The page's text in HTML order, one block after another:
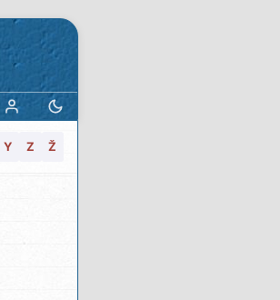
Y Z Ž